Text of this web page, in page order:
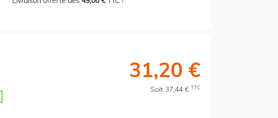
31,20 €
Soit 37,44 € TTC